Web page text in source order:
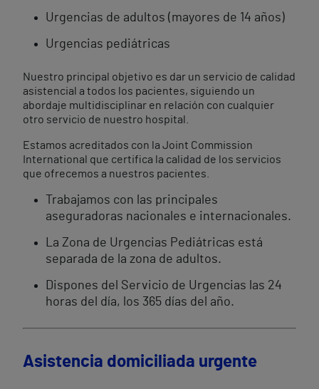
Urgencias de adultos (mayores de 14 años)
Urgencias pediátricas
Nuestro principal objetivo es dar un servicio de calidad
asistencial a todos los pacientes, siguiendo un
abordaje multidisciplinar en relación con cualquier
otro servicio de nuestro hospital.
Estamos acreditados con la Joint Commission
International que certifica la calidad de los servicios
que ofrecemos a nuestros pacientes.
Trabajamos con las principales
aseguradoras nacionales e internacionales.
La Zona de Urgencias Pediátricas está
separada de la zona de adultos.
Dispones del Servicio de Urgencias las 24
horas del día, los 365 días del año.
Asistencia domiciliada urgente